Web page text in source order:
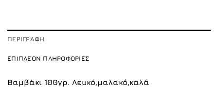
ΠΕΡΙΓΡΑΦΉ
ΕΠΙΠΛΈΟΝ ΠΛΗΡΟΦΟΡΊΕΣ
Βαμβάκι 100γρ. Λευκό,μαλακό,καλά